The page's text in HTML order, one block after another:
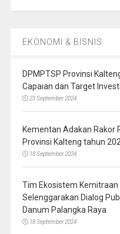
EKONOMI & BISNIS
DPMPTSP Provinsi
Capaian dan Target
23 September 2024
Kementan Adakan Rakor
Provinsi Kalteng tahun
18 September 2024
Tim Ekosistem Kemitraan
Selenggarakan Dialog
Danum Palangka Raya
18 September 2024